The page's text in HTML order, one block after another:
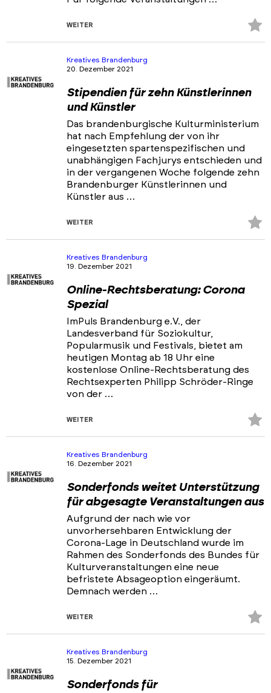
WEITER
Kreatives Brandenburg
20. Dezember 2021
Stipendien für zehn Künstlerinnen
und Künstler
Das brandenburgische Kulturministerium
hat nach Empfehlung der von ihr
eingesetzten spartenspezifischen und
unabhängigen Fachjurys entschieden und
in der vergangenen Woche folgende zehn
Brandenburger Künstlerinnen und
Künstler aus …
WEITER
Kreatives Brandenburg
19. Dezember 2021
Online-Rechtsberatung: Corona
Spezial
ImPuls Brandenburg e.V., der
Landesverband für Soziokultur,
Popularmusik und Festivals, bietet am
heutigen Montag ab 18 Uhr eine
kostenlose Online-Rechtsberatung des
Rechtsexperten Philipp Schröder-Ringe
von der …
WEITER
Kreatives Brandenburg
16. Dezember 2021
Sonderfonds weitet Unterstützung
für abgesagte Veranstaltungen aus
Aufgrund der nach wie vor
unvorhersehbaren Entwicklung der
Corona-Lage in Deutschland wurde im
Rahmen des Sonderfonds des Bundes für
Kulturveranstaltungen eine neue
befristete Absageoption eingeräumt.
Demnach werden …
WEITER
Kreatives Brandenburg
15. Dezember 2021
Sonderfonds für